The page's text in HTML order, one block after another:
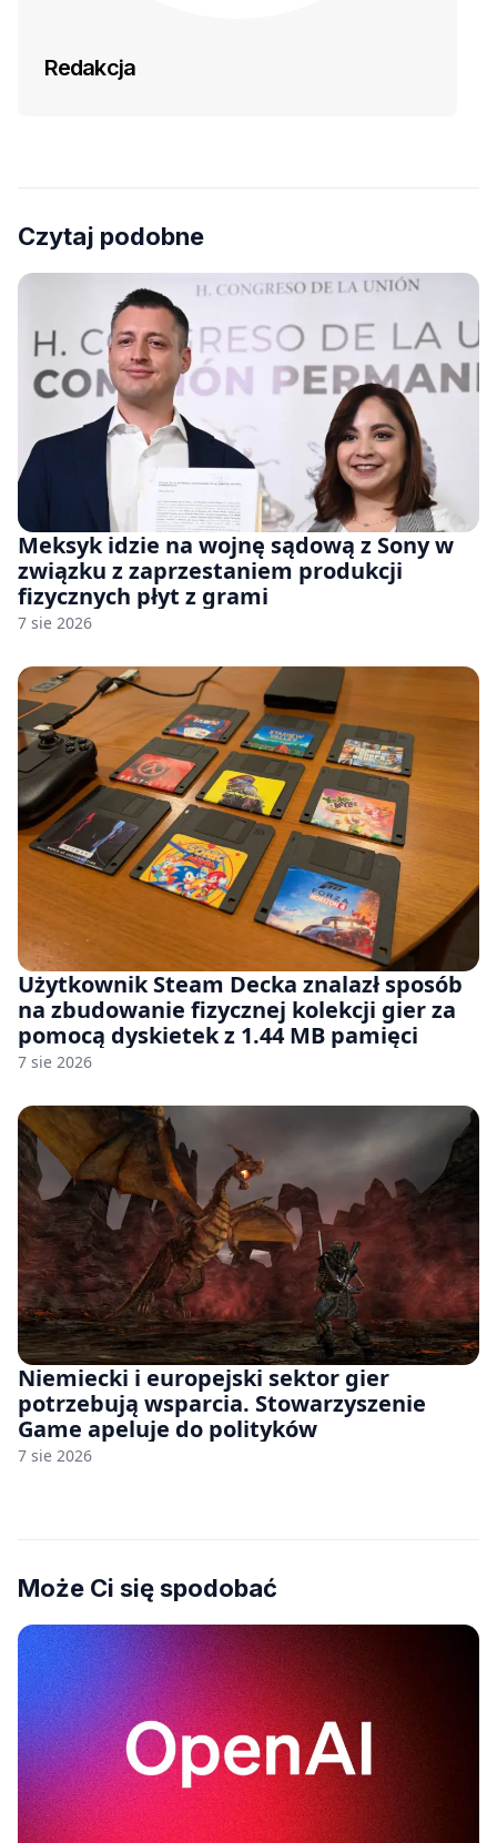
Redakcja
Czytaj podobne
Meksyk idzie na wojnę sądową z Sony w
związku z zaprzestaniem produkcji
fizycznych płyt z grami
7 sie 2026
Użytkownik Steam Decka znalazł sposób
na zbudowanie fizycznej kolekcji gier za
pomocą dyskietek z 1.44 MB pamięci
7 sie 2026
Niemiecki i europejski sektor gier
potrzebują wsparcia. Stowarzyszenie
Game apeluje do polityków
7 sie 2026
Może Ci się spodobać